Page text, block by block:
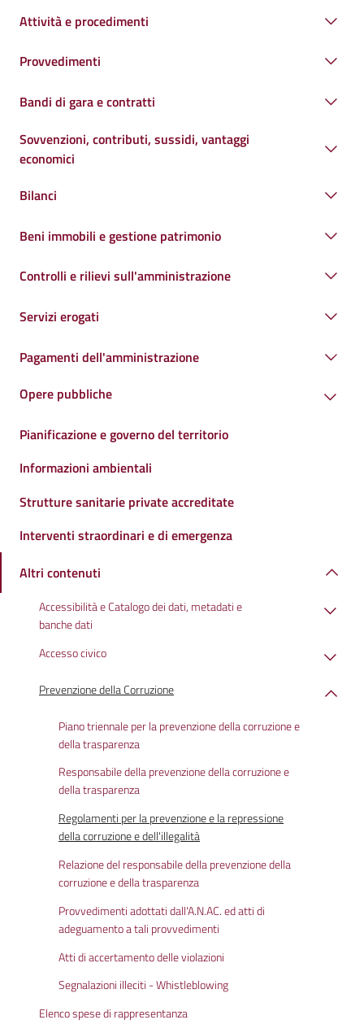
Attività e procedimenti
Provvedimenti
Bandi di gara e contratti
Sovvenzioni, contributi, sussidi, vantaggi
economici
Bilanci
Beni immobili e gestione patrimonio
Controlli e rilievi sull'amministrazione
Servizi erogati
Pagamenti dell'amministrazione
Opere pubbliche
Pianificazione e governo del territorio
Informazioni ambientali
Strutture sanitarie private accreditate
Interventi straordinari e di emergenza
Altri contenuti
Accessibilità e Catalogo dei dati, metadati e
banche dati
Accesso civico
Prevenzione della Corruzione
Piano triennale per la prevenzione della corruzione e
della trasparenza
Responsabile della prevenzione della corruzione e
della trasparenza
Regolamenti per la prevenzione e la repressione
della corruzione e dell'illegalità
Relazione del responsabile della prevenzione della
corruzione e della trasparenza
Provvedimenti adottati dall'A.N.AC. ed atti di
adeguamento a tali provvedimenti
Atti di accertamento delle violazioni
Segnalazioni illeciti - Whistleblowing
Elenco spese di rappresentanza